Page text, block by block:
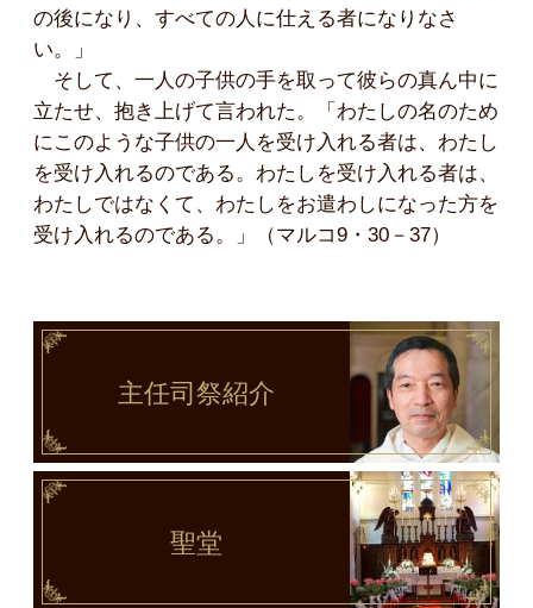
の後になり、すべての人に仕える者になりなさ
い。」
そして、一人の子供の手を取って彼らの真ん中に
立たせ、抱き上げて言われた。「わたしの名のため
にこのような子供の一人を受け入れる者は、わたし
を受け入れるのである。わたしを受け入れる者は、
わたしではなくて、わたしをお遣わしになった方を
受け入れるのである。」（マルコ9・30－37）
主任司祭紹介
聖堂